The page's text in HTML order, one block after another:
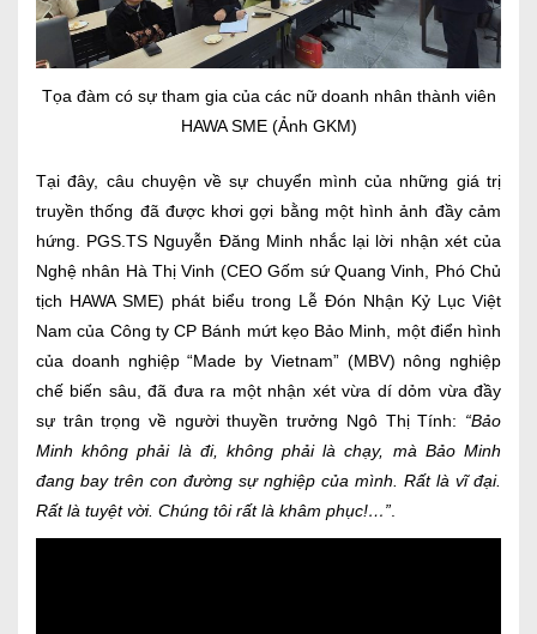
Tọa đàm có sự tham gia của các nữ doanh nhân thành viên
HAWA SME (Ảnh GKM)
Tại đây, câu chuyện về sự chuyển mình của những giá trị
truyền thống đã được khơi gợi bằng một hình ảnh đầy cảm
hứng. PGS.TS Nguyễn Đăng Minh nhắc lại lời nhận xét của
Nghệ nhân Hà Thị Vinh (CEO Gốm sứ Quang Vinh, Phó Chủ
tịch HAWA SME) phát biểu trong Lễ Đón Nhận Kỷ Lục Việt
Nam của Công ty CP Bánh mứt kẹo Bảo Minh, một điển hình
của doanh nghiệp “Made by Vietnam” (MBV) nông nghiệp
chế biến sâu, đã đưa ra một nhận xét vừa dí dỏm vừa đầy
sự trân trọng về người thuyền trưởng Ngô Thị Tính: “Bảo
Minh không phải là đi, không phải là chạy, mà Bảo Minh
đang bay trên con đường sự nghiệp của mình. Rất là vĩ đại.
Rất là tuyệt vời. Chúng tôi rất là khâm phục!…”